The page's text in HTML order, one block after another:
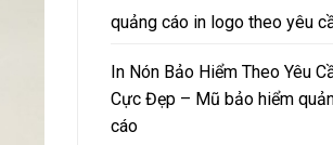
quảng cáo in logo theo yêu
In Nón Bảo Hiểm Theo Yêu
Cực Đẹp – Mũ bảo hiểm
cáo